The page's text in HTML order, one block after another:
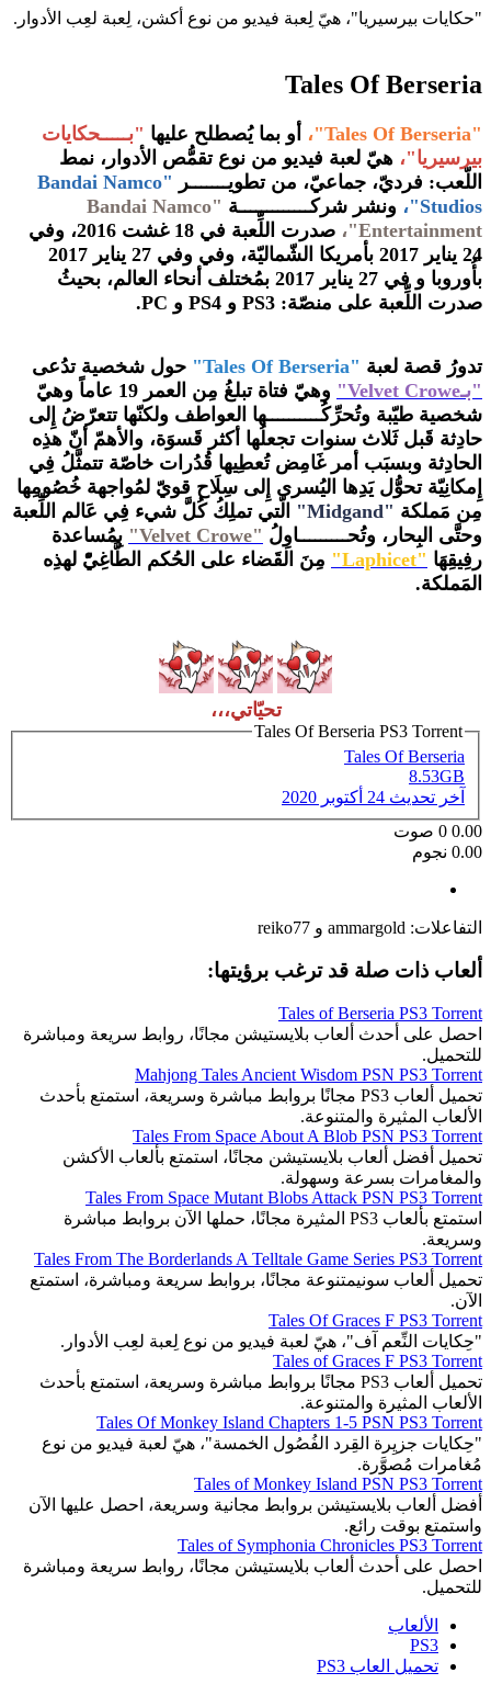
"حكايات بيرسيريا"، هيّ لِعبة فيديو من نوع أكشن، لِعبة لعِب الأدوار.
Tales Of Berseria
"Tales Of Berseria"، أو بما يُصطلح عليها "بـــــحكايات
بيرسيريا"، هيّ لعبة فيديو من نوع تقمُّص الأدوار، نمط
اللّعب: فرديّ، جماعيّ، من تطويـــــــر
"Bandai Namco
Studios"،
ونشر شركـــــــــــــة
"Bandai Namco
Entertainment"،
صدرت اللِّعبة في 18 غشت 2016، وفي
24 يناير 2017 بأمريكا الشّماليّة، وفي وفي 27 يناير 2017
بأُوروبا و في 27 يناير 2017 بمُختلف أنحاء العالم، بحيثُ
صدرت اللِّعبة على منصّة: PS3 و PS4 و PC.
تدورُ قصة لعبة "Tales Of Berseria"
حول شخصية تدُعى
"بـVelvet Crowe"
وهيّ فتاة تبلغُ مِن العمر 19 عاماً وهيّ
شخصية طيّبة وتُحرِّكُــــــــــها العواطف ولكنّها تتعرّضُ إِلى
حادِثة قَبل ثَلاث سنوات تجعلُها أكثر قَسوَة، والأهمّ أنّ هذِه
الحادِثة وبسبَب أمر غَامِض تُعطِيها قُدُرات خاصّة تتمثَّلُ فِي
إِمكانِيّة تحوُّل يَدِها اليُسرى إِلى سِلَاح قويّ لمُواجهة خُصُومِها
مِن مَملكة "Midgand"
الّتي تملِكُ كُلَّ شيء فِي عَالم اللِّعبة
وحتَّى البِحار، وتُحـــــــــاوِلُ "Velvet Crowe"
بِمُساعدة
رفِيقِهَا "Laphicet"
مِنَ القَضاء على الحُكم الطَّاغِيّْ لهذِه
المَملكة.
تحيّاتي،،،
Tales Of Berseria PS3 Torrent
Tales Of Berseria
8.53GB
آخر تحديث 24 أكتوبر 2020
0.00
0 صوت
0.00 نجوم
التفاعلات: ammargold و reiko77
ألعاب ذات صلة قد ترغب برؤيتها:
Tales of Berseria PS3 Torrent
احصل على أحدث ألعاب بلايستيشن مجانًا، روابط سريعة ومباشرة
للتحميل.
Mahjong Tales Ancient Wisdom PSN PS3 Torrent
تحميل ألعاب PS3 مجانًا بروابط مباشرة وسريعة، استمتع بأحدث
الألعاب المثيرة والمتنوعة.
Tales From Space About A Blob PSN PS3 Torrent
تحميل أفضل ألعاب بلايستيشن مجانًا، استمتع بألعاب الأكشن
والمغامرات بسرعة وسهولة.
Tales From Space Mutant Blobs Attack PSN PS3 Torrent
استمتع بألعاب PS3 المثيرة مجانًا، حملها الآن بروابط مباشرة
وسريعة.
Tales From The Borderlands A Telltale Game Series PS3 Torrent
تحميل ألعاب سونيمتنوعة مجانًا، بروابط سريعة ومباشرة، استمتع
الآن.
Tales Of Graces F PS3 Torrent
"حِكايات النِّعم آف"، هيّ لعبة فيديو من نوع لِعبة لعِب الأدوار.
Tales of Graces F PS3 Torrent
تحميل ألعاب PS3 مجانًا بروابط مباشرة وسريعة، استمتع بأحدث
الألعاب المثيرة والمتنوعة.
Tales Of Monkey Island Chapters 1-5 PSN PS3 Torrent
"حِكايات جزيِرة القِرد الفُصُول الخمسة"، هيّ لعبة فيديو من نوع
مُغامرات مُصوَّرة.
Tales of Monkey Island PSN PS3 Torrent
أفضل ألعاب بلايستيشن بروابط مجانية وسريعة، احصل عليها الآن
واستمتع بوقت رائع.
Tales of Symphonia Chronicles PS3 Torrent
احصل على أحدث ألعاب بلايستيشن مجانًا، روابط سريعة ومباشرة
للتحميل.
الألعاب
PS3
تحميل العاب PS3